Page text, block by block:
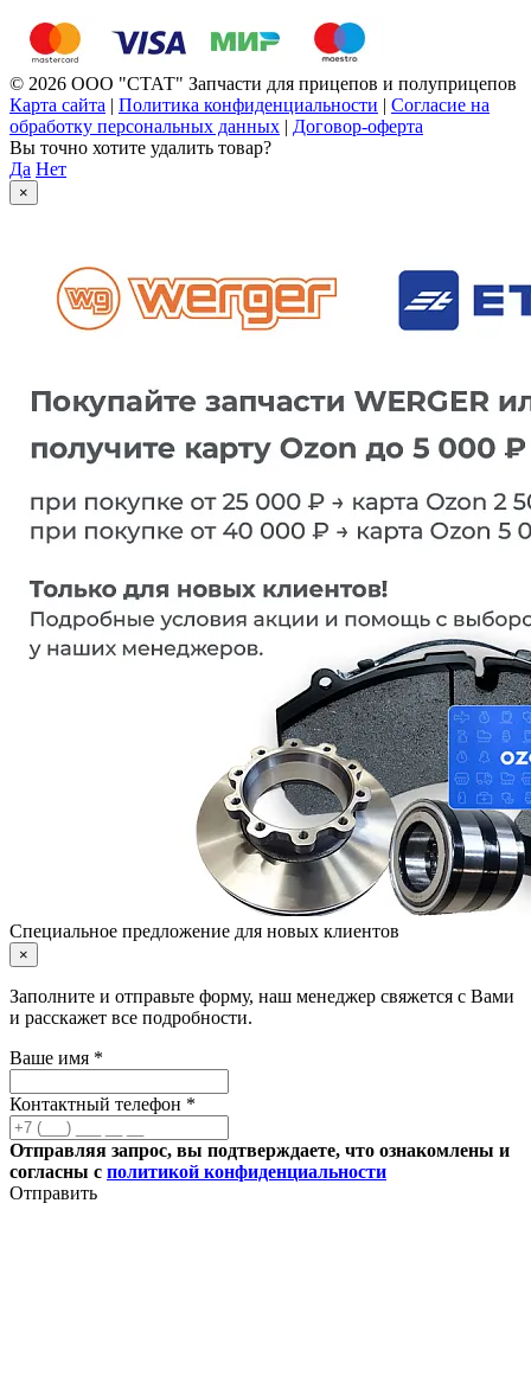
© 2026 ООО "СТАТ" Запчасти для прицепов и полуприцепов
Карта сайта | Политика конфиденциальности | Согласие на
обработку персональных данных | Договор-оферта
Вы точно хотите удалить товар?
Да Нет
×
Специальное предложение для новых клиентов
×
Заполните и отправьте форму, наш менеджер свяжется с Вами
и расскажет все подробности.
Ваше имя *
Контактный телефон *
Отправляя запрос, вы подтверждаете, что ознакомлены и
согласны с политикой конфиденциальности
Отправить